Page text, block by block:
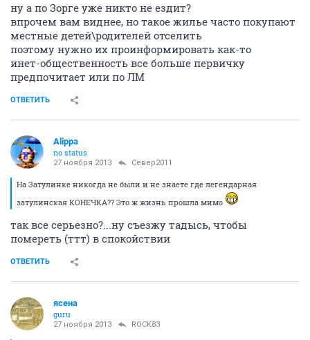
ну а по Зорге уже никто не ездит?
впрочем вам виднее, но такое жилье часто покупают
местные детей\родителей отселить
поэтому нужно их проинформировать как-то
инет-общественность все больше первичку
предпочитает или по ЛМ
ОТВЕТИТЬ
Alippa
no status
27 ноября 2013 Север2011
На Затулинке никогда не были и не знаете где легендарная
затулинская КОНЕЧКА?? Это ж жизнь прошла мимо
так все серьезно?...ну съезжу тадысь, чтобы
помереть (ттт) в спокойствии
ОТВЕТИТЬ
ясена
guru
27 ноября 2013 ROCK83